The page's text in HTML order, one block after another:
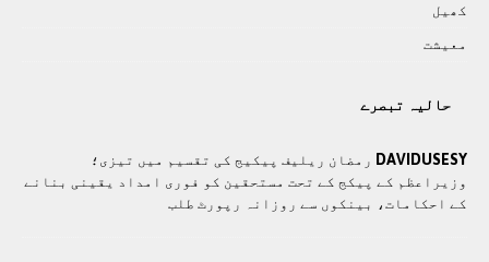
کھيل
معيشت
حالیہ تبصرے
DAVIDUSESY رمضان ریلیف پیکیج کی تقسیم میں تیزی؛
وزیراعظم کے پیکج کے تحت مستحقین کو فوری امداد یقینی بنانے
کے احکامات، بینکوں سے روزانہ رپورٹ طلب